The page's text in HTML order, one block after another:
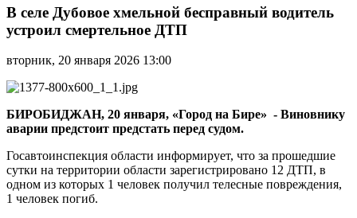
селе
Дубовое
хмельной
водитель
устроил
смертельное
ДТП
В селе Дубовое хмельной бесправный водитель
устроил смертельное ДТП
вторник, 20 января 2026 13:00
БИРОБИДЖАН, 20 января, «Город на Бире» - Виновнику
аварии предстоит предстать перед судом.
Госавтоинспекция области информирует, что за прошедшие
сутки на территории области зарегистрировано 12 ДТП, в
одном из которых 1 человек получил телесные повреждения,
1 человек погиб.